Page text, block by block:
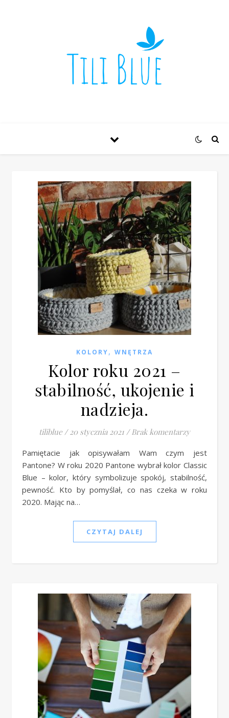
KOLORY, WNĘTRZA
Kolor roku 2021 –
stabilność, ukojenie i
nadzieja.
tiliblue / 20 stycznia 2021 / Brak komentarzy
Pamiętacie jak opisywałam Wam czym jest
Pantone? W roku 2020 Pantone wybrał kolor Classic
Blue – kolor, który symbolizuje spokój, stabilność,
pewność. Kto by pomyślał, co nas czeka w roku
2020. Mając na…
CZYTAJ DALEJ